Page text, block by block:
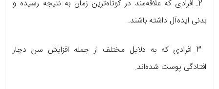
2. افرادی که علاقه‌مند در کوتاه‌ترین زمان به نتیجه رسیده و
بدنی ایده‌آل داشته باشند.
3. افرادی که به دلایل مختلف از جمله افزایش سن دچار
افتادگی پوست شده‌اند.